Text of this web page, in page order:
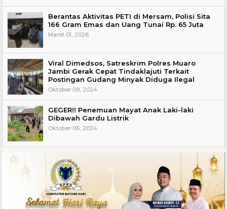
Berantas Aktivitas PETI di Mersam, Polisi Sita
166 Gram Emas dan Uang Tunai Rp. 65 Juta
Maret 01, 2026
Viral Dimedsos, Satreskrim Polres Muaro
Jambi Gerak Cepat Tindaklajuti Terkait
Postingan Gudang Minyak Diduga Ilegal
Oktober 09, 2024
GEGER!! Penemuan Mayat Anak Laki-laki
Dibawah Gardu Listrik
Oktober 06, 2024